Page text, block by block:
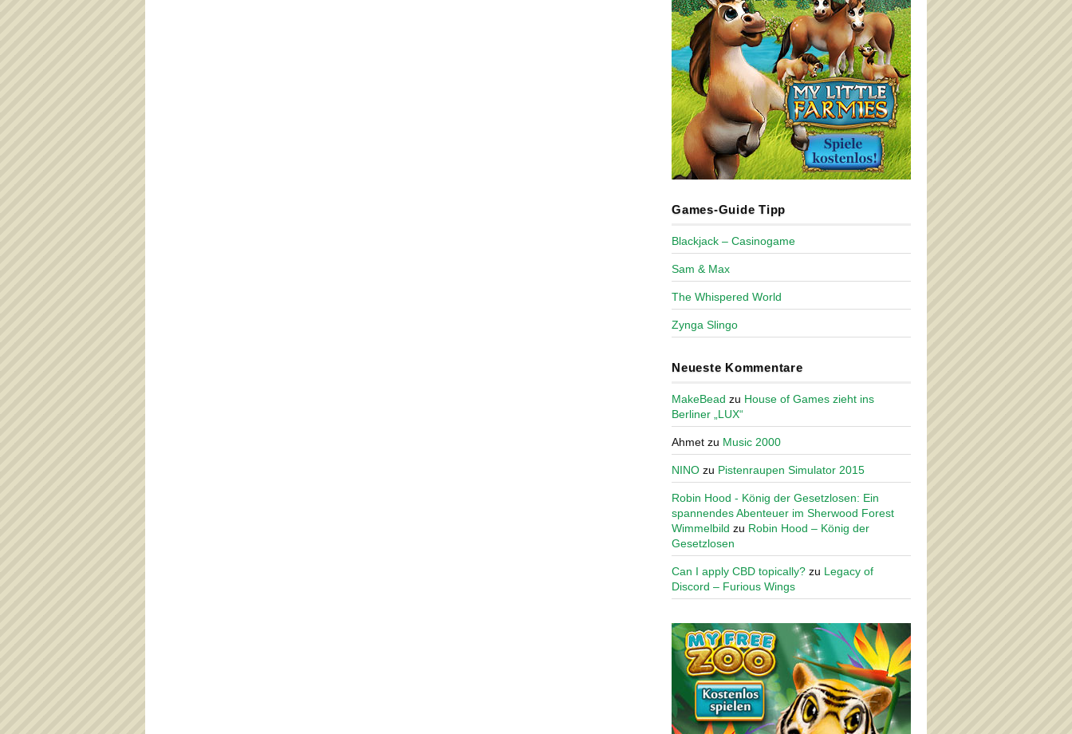
Games-Guide Tipp
Blackjack – Casinogame
Sam & Max
The Whispered World
Zynga Slingo
Neueste Kommentare
MakeBead zu House of Games zieht ins
Berliner „LUX“
Ahmet zu Music 2000
NINO zu Pistenraupen Simulator 2015
Robin Hood - König der Gesetzlosen: Ein
spannendes Abenteuer im Sherwood Forest
Wimmelbild zu Robin Hood – König der
Gesetzlosen
Can I apply CBD topically? zu Legacy of
Discord – Furious Wings